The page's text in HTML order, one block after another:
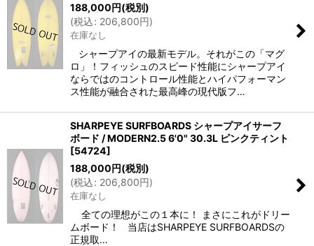
188,000円(税別)
(税込: 206,800円)
在庫なし
シャープアイの最新モデル。それがこの「マグ
ロ」！フィッシュのスピード性能にシャープアイ
ならではのコントロール性能とハイパフォーマン
ス性能が融合された最高峰の現代版フ…
SHARPEYE SURFBOARDS シャープアイサーフ
ボード / MODERN2.5 6'0" 30.3L ピンクティント
[54724]
188,000円(税別)
(税込: 206,800円)
在庫なし
全ての理想がこの１本に！ まさにこれがドリー
ムボード！ 当店はSHARPEYE SURFBOARDSの
正規取…